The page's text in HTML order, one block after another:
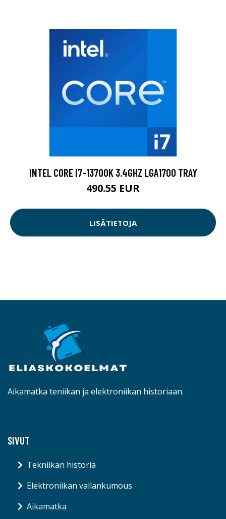
INTEL CORE I7-13700K 3.4GHZ LGA1700 TRAY
490.55 EUR
LISÄTIETOJA
Aikamatka teniikan ja elektroniikan historiaan.
SIVUT
Tekniikan historia
Elektroniikan vallankumous
Aikamatka